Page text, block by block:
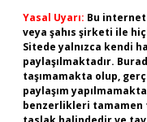
Yasal Uyarı: Bu
veya şahıs şirketi ile
Sitede yalnızca kendi
paylaşılmaktadır.
taşımamakta olup,
paylaşım
benzerlikleri